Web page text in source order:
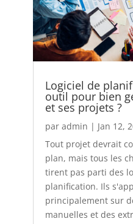
Logiciel de
outil pour bien
et ses projets ?
par admin | Jan 12,
Tout projet devrait
plan, mais tous les
tirent pas parti des
planification. Ils
principalement sur
manuelles et des